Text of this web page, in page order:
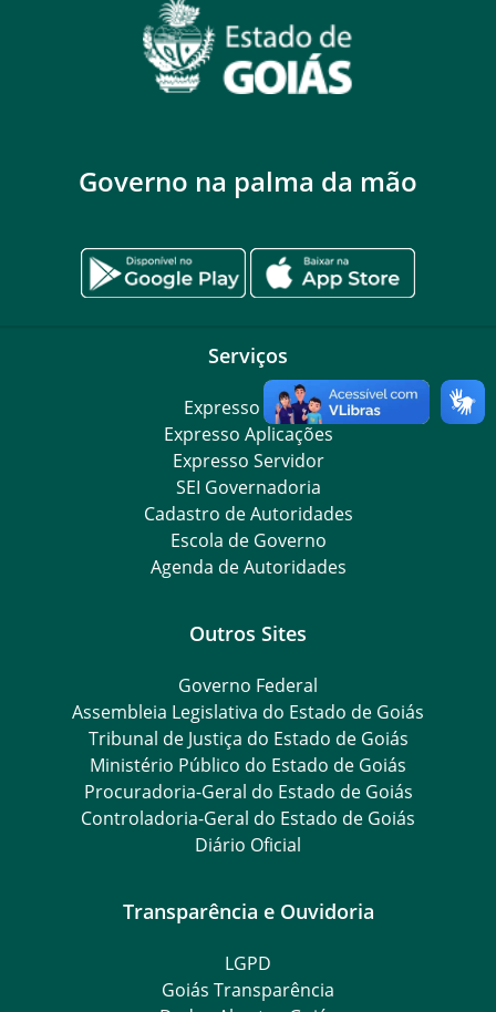
Governo na palma da mão
Serviços
Expresso Goiás
Expresso Aplicações
Expresso Servidor
SEI Governadoria
Cadastro de Autoridades
Escola de Governo
Agenda de Autoridades
Outros Sites
Governo Federal
Assembleia Legislativa do Estado de Goiás
Tribunal de Justiça do Estado de Goiás
Ministério Público do Estado de Goiás
Procuradoria-Geral do Estado de Goiás
Controladoria-Geral do Estado de Goiás
Diário Oficial
Transparência e Ouvidoria
LGPD
Goiás Transparência